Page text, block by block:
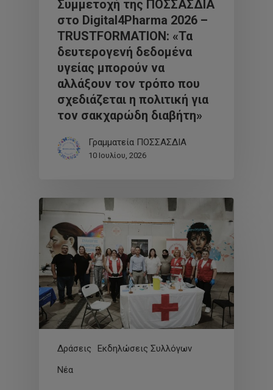
Συμμετοχή της ΠΟΣΣΑΣΔΙΑ
στο Digital4Pharma 2026 –
TRUSTFORMATION: «Τα
δευτερογενή δεδομένα
υγείας μπορούν να
αλλάξουν τον τρόπο που
σχεδιάζεται η πολιτική για
τον σακχαρώδη διαβήτη»
Γραμματεία ΠΟΣΣΑΣΔΙΑ
10 Ιουλίου, 2026
Δράσεις
Εκδηλώσεις Συλλόγων
Νέα